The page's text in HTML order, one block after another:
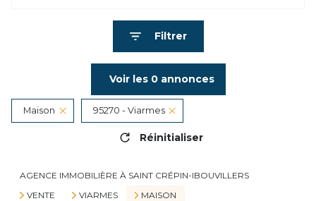
Filtrer
Voir les 0annonces
Maison 95270 - Viarmes
Réinitialiser
AGENCE IMMOBILIÈRE À SAINT CRÉPIN-IBOUVILLERS
VENTE
VIARMES MAISON